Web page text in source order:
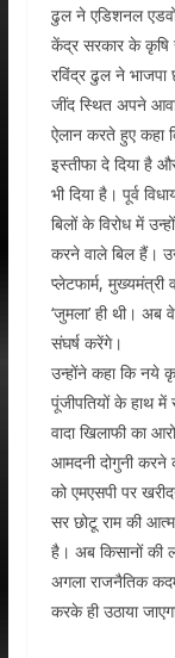
ढुल ने एडिशनल
केंद्र सरकार के कृषि
रविंद्र ढुल ने भाजपा
जींद स्थित अपने
ऐलान करते हुए कहा
इस्तीफा दे दिया है
भी दिया है। पूर्व
बिलों के विरोध में
करने वाले बिल हैं।
प्लेटफार्म,
‘जुमला’ ही थी। अब
संघर्ष करेंगे।
उन्होंने कहा कि नये
पूंजीपतियों के हाथ में
वादा खिलाफी का
आमदनी दोगुनी करने
को एमएसपी पर
सर छोटू राम की
है। अब किसानों
अगला राजनैतिक
करके ही उठाया